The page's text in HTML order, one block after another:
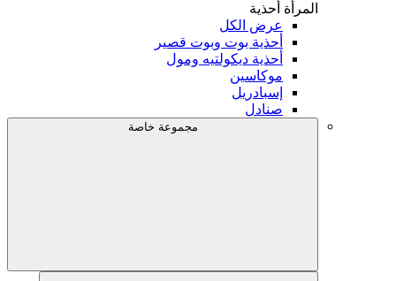
المرأة أحذية
عرض الكل
أحذية بوت وبوت قصير
أحذية ديكولتيه ومول
موكاسين
إسبادريل
صنادل
مجموعة خاصة